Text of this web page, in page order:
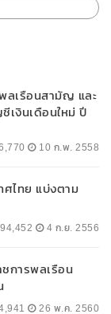
ลเรือนสามัญ และ
งินเดือนใหม่ ปี
10 ก.พ. 2558
ศไทย แบ่งตาม
4 ก.ย. 2556
การพลเรือน
26 พ.ค. 2560